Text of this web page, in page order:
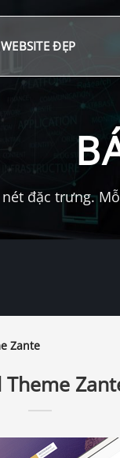
ĐẸP
đặc trưng.
Zante
Theme